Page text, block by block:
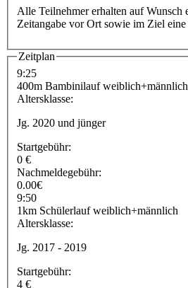
Alle Teilnehmer erhalten auf Wunsch
Zeitangabe vor Ort sowie im Ziel
Zeitplan
9:25
400m Bambinilauf weiblich+männlich
Altersklasse:
Jg. 2020 und jünger
Startgebühr:
0 €
Nachmeldegebühr:
0.00€
9:50
1km Schülerlauf weiblich+männlich
Altersklasse:
Jg. 2017 - 2019
Startgebühr:
4 €